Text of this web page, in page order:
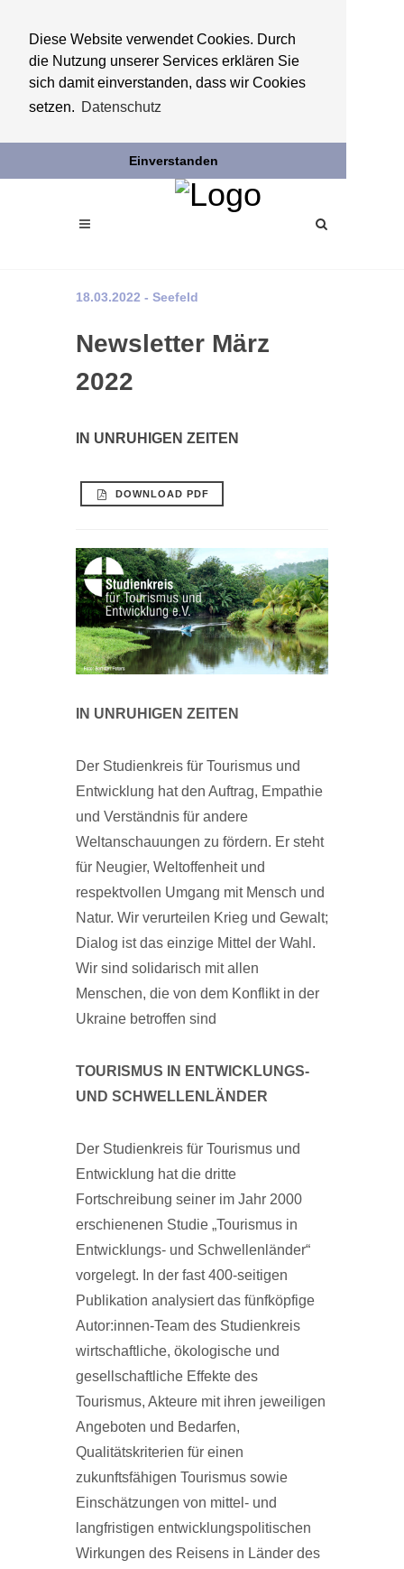
Diese Website verwendet Cookies. Durch
die Nutzung unserer Services erklären Sie
sich damit einverstanden, dass wir Cookies
setzen. Datenschutz
Einverstanden
18.03.2022 - Seefeld
Newsletter März
2022
IN UNRUHIGEN ZEITEN
DOWNLOAD PDF
IN UNRUHIGEN ZEITEN
Der Studienkreis für Tourismus und
Entwicklung hat den Auftrag, Empathie
und Verständnis für andere
Weltanschauungen zu fördern. Er steht
für Neugier, Weltoffenheit und
respektvollen Umgang mit Mensch und
Natur. Wir verurteilen Krieg und Gewalt;
Dialog ist das einzige Mittel der Wahl.
Wir sind solidarisch mit allen
Menschen, die von dem Konflikt in der
Ukraine betroffen sind
TOURISMUS IN ENTWICKLUNGS-
UND SCHWELLENLÄNDER
Der Studienkreis für Tourismus und
Entwicklung hat die dritte
Fortschreibung seiner im Jahr 2000
erschienenen Studie „Tourismus in
Entwicklungs- und Schwellenländer“
vorgelegt. In der fast 400-seitigen
Publikation analysiert das fünfköpfige
Autor:innen-Team des Studienkreis
wirtschaftliche, ökologische und
gesellschaftliche Effekte des
Tourismus, Akteure mit ihren jeweiligen
Angeboten und Bedarfen,
Qualitätskriterien für einen
zukunftsfähigen Tourismus sowie
Einschätzungen von mittel- und
langfristigen entwicklungspolitischen
Wirkungen des Reisens in Länder des